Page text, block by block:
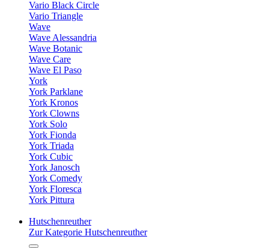
Vario Black Circle
Vario Triangle
Wave
Wave Alessandria
Wave Botanic
Wave Care
Wave El Paso
York
York Parklane
York Kronos
York Clowns
York Solo
York Fionda
York Triada
York Cubic
York Janosch
York Comedy
York Floresca
York Pittura
Hutschenreuther
Zur Kategorie Hutschenreuther